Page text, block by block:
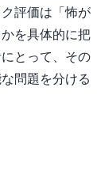
評価は「怖が
を具体的に把
とって、その
問題を分ける